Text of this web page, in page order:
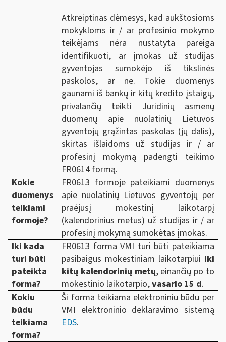
Atkreiptinas dėmesys, kad aukštosioms
mokykloms ir / ar profesinio mokymo
teikėjams nėra nustatyta pareiga
identifikuoti, ar įmokas už studijas
gyventojas sumokėjo iš tikslinės
paskolos, ar ne. Tokie duomenys
gaunami iš bankų ir kitų kredito įstaigų,
privalančių teikti Juridinių asmenų
duomenų apie nuolatinių Lietuvos
gyventojų grąžintas paskolas (jų dalis),
skirtas išlaidoms už studijas ir / ar
profesinį mokymą padengti teikimo
FR0614 formą.
Kokie
duomenys
teikiami
formoje?
FR0613 formoje pateikiami duomenys
apie nuolatinių Lietuvos gyventojų per
praėjusį mokestinį laikotarpį
(kalendorinius metus) už studijas ir / ar
profesinį mokymą sumokėtas įmokas.
Iki kada
turi būti
pateikta
forma?
FR0613 forma VMI turi būti pateikiama
pasibaigus mokestiniam laikotarpiui iki
kitų kalendorinių metų, einančių po to
mokestinio laikotarpio,vasario 15 d.
Kokiu
būdu
teikiama
forma?
Ši forma teikiama elektroniniu būdu per
VMI elektroninio deklaravimo sistemą
EDS.